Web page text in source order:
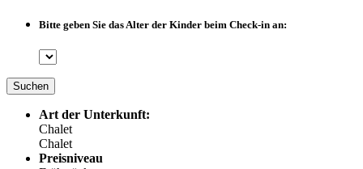
Bitte geben Sie das Alter der Kinder beim Check-in an:
Suchen
Art der Unterkunft:
Chalet
Chalet
Preisniveau